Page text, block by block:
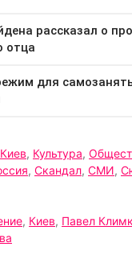
Киев, Культура,
, Скандал, СМИ,
, Киев, Павел